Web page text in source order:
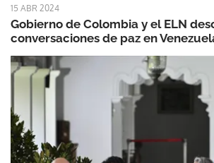
15 ABR 2024
Gobierno de Colombia y el ELN
conversaciones de paz en